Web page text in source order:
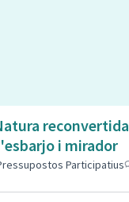
reconvertida
i mirador
Participatius